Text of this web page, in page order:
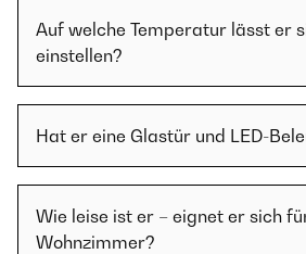
Auf welche Temperatur lässt er
einstellen?
Hat er eine Glastür und LED-
Wie leise ist er – eignet er sich
Wohnzimmer?